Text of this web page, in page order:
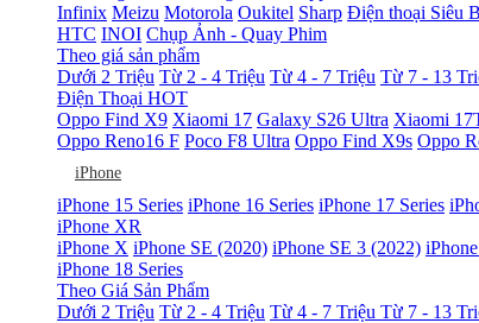
Infinix Meizu Motorola Oukitel Sharp Điện thoại Siêu
HTC INOI Chụp Ảnh - Quay Phim
Theo giá sản phẩm
Dưới 2 Triệu Từ 2 - 4 Triệu Từ 4 - 7 Triệu Từ 7 - 13
Điện Thoại HOT
Oppo Find X9 Xiaomi 17 Galaxy S26 Ultra Xiaomi
Oppo Reno16 F Poco F8 Ultra Oppo Find X9s Oppo
iPhone
iPhone 15 Series iPhone 16 Series iPhone 17 Series
iPhone XR
iPhone X iPhone SE (2020) iPhone SE 3 (2022)
iPhone 18 Series
Theo Giá Sản Phẩm
Dưới 2 Triệu Từ 2 - 4 Triệu Từ 4 - 7 Triệu Từ 7 - 13